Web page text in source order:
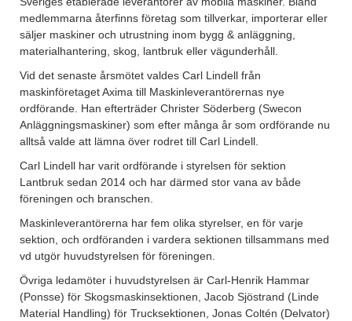
medlemmarna återfinns företag som tillverkar, importerar eller
säljer maskiner och utrustning inom bygg & anläggning,
materialhantering, skog, lantbruk eller vägunderhåll.
Vid det senaste årsmötet valdes Carl Lindell från
maskinföretaget Axima till Maskinleverantörernas nye
ordförande. Han efterträder Christer Söderberg (Swecon
Anläggningsmaskiner) som efter många år som ordförande nu
alltså valde att lämna över rodret till Carl Lindell.
Carl Lindell har varit ordförande i styrelsen för sektion
Lantbruk sedan 2014 och har därmed stor vana av både
föreningen och branschen.
Maskinleverantörerna har fem olika styrelser, en för varje
sektion, och ordföranden i vardera sektionen tillsammans med
vd utgör huvudstyrelsen för föreningen.
Övriga ledamöter i huvudstyrelsen är Carl-Henrik Hammar
(Ponsse) för Skogsmaskinsektionen, Jacob Sjöstrand (Linde
Material Handling) för Trucksektionen, Jonas Coltén (Delvator)